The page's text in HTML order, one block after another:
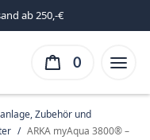
ab 250,-€
0
Zubehör und
/ ARKA myAqua 3800® –